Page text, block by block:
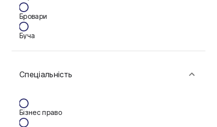
Бровари
Буча
Васильків
Дніпро
Спеціальність
Бізнес право